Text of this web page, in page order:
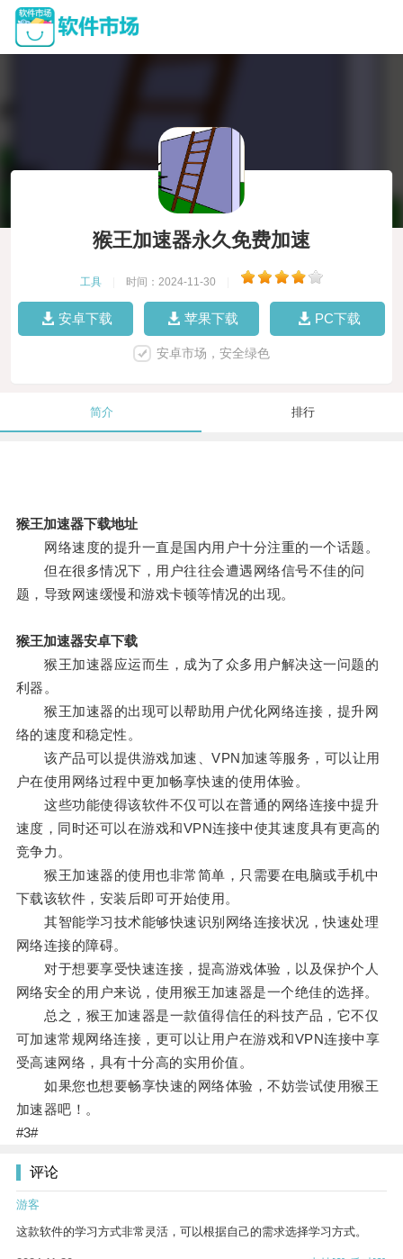
猴王加速器永久免费加速
工具 时间：2024-11-30
安卓下载 苹果下载 PC下载
安卓市场，安全绿色
简介 排行
猴王加速器下载地址
网络速度的提升一直是国内用户十分注重的一个话题。
但在很多情况下，用户往往会遭遇网络信号不佳的问
题，导致网速缓慢和游戏卡顿等情况的出现。
猴王加速器安卓下载
猴王加速器应运而生，成为了众多用户解决这一问题的
利器。
猴王加速器的出现可以帮助用户优化网络连接，提升网
络的速度和稳定性。
该产品可以提供游戏加速、VPN加速等服务，可以让用
户在使用网络过程中更加畅享快速的使用体验。
这些功能使得该软件不仅可以在普通的网络连接中提升
速度，同时还可以在游戏和VPN连接中使其速度具有更高的
竞争力。
猴王加速器的使用也非常简单，只需要在电脑或手机中
下载该软件，安装后即可开始使用。
其智能学习技术能够快速识别网络连接状况，快速处理
网络连接的障碍。
对于想要享受快速连接，提高游戏体验，以及保护个人
网络安全的用户来说，使用猴王加速器是一个绝佳的选择。
总之，猴王加速器是一款值得信任的科技产品，它不仅
可加速常规网络连接，更可以让用户在游戏和VPN连接中享
受高速网络，具有十分高的实用价值。
如果您也想要畅享快速的网络体验，不妨尝试使用猴王
加速器吧！。
#3#
评论
游客
这款软件的学习方式非常灵活，可以根据自己的需求选择学习方式。